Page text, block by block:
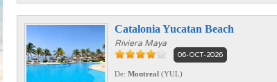
Catalonia Yucatan Beach
Riviera Maya
06-OCT-2026
De: Montreal(YUL)